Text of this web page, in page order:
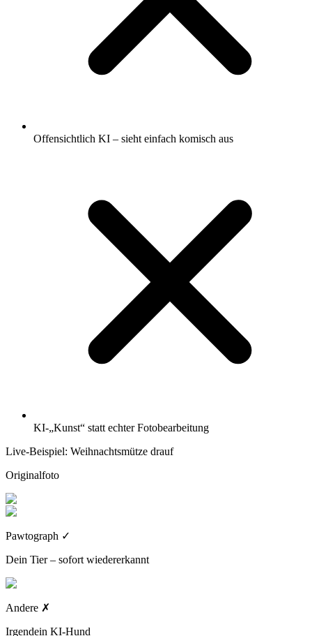
Offensichtlich KI – sieht einfach komisch aus
KI-„Kunst“ statt echter Fotobearbeitung
Live-Beispiel: Weihnachtsmütze drauf
Originalfoto
Pawtograph ✓
Dein Tier – sofort wiedererkannt
Andere ✗
Irgendein KI-Hund